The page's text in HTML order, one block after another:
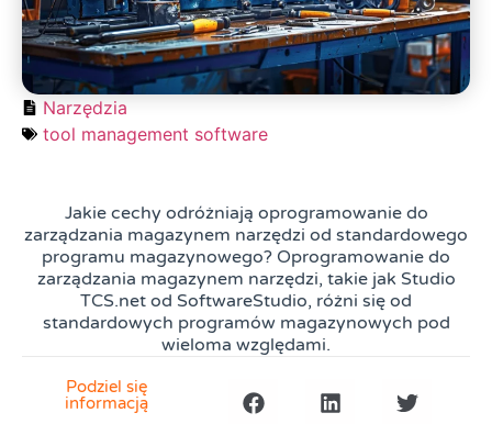
Narzędzia
tool management software
Jakie cechy odróżniają oprogramowanie do
zarządzania magazynem narzędzi od standardowego
programu magazynowego? Oprogramowanie do
zarządzania magazynem narzędzi, takie jak Studio
TCS.net od SoftwareStudio, różni się od
standardowych programów magazynowych pod
wieloma względami.
Podziel się
informacją